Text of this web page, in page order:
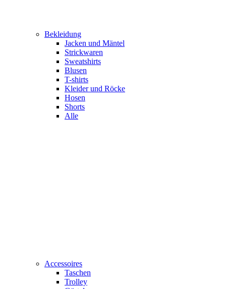
Bekleidung
Jacken und Mäntel
Strickwaren
Sweatshirts
Blusen
T-shirts
Kleider und Röcke
Hosen
Shorts
Alle
Accessoires
Taschen
Trolley